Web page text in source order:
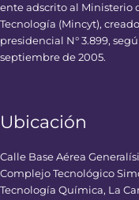
ente adscrito al Ministerio
Tecnología (Mincyt),
presidencial N° 3.899,
septiembre de 2005.
Ubicación
Calle Base Aérea
Complejo Tecnológico
Tecnología Química, La